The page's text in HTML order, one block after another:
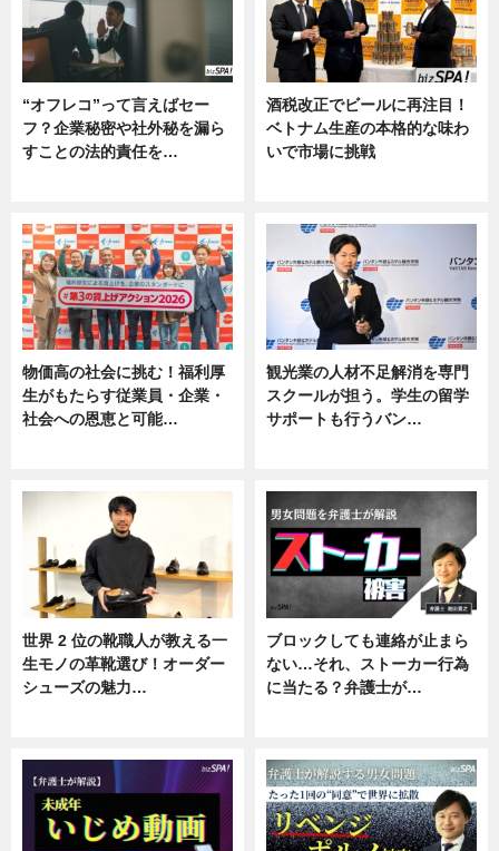
“オフレコ”って言えばセー
フ？企業秘密や社外秘を漏ら
すことの法的責任を…
酒税改正でビールに再注目！
ベトナム生産の本格的な味わ
いで市場に挑戦
物価高の社会に挑む！福利厚
生がもたらす従業員・企業・
社会への恩恵と可能…
観光業の人材不足解消を専門
スクールが担う。学生の留学
サポートも行うバン…
世界 2 位の靴職人が教える一
生モノの革靴選び！オーダー
シューズの魅力…
ブロックしても連絡が止まら
ない…それ、ストーカー行為
に当たる？弁護士が…